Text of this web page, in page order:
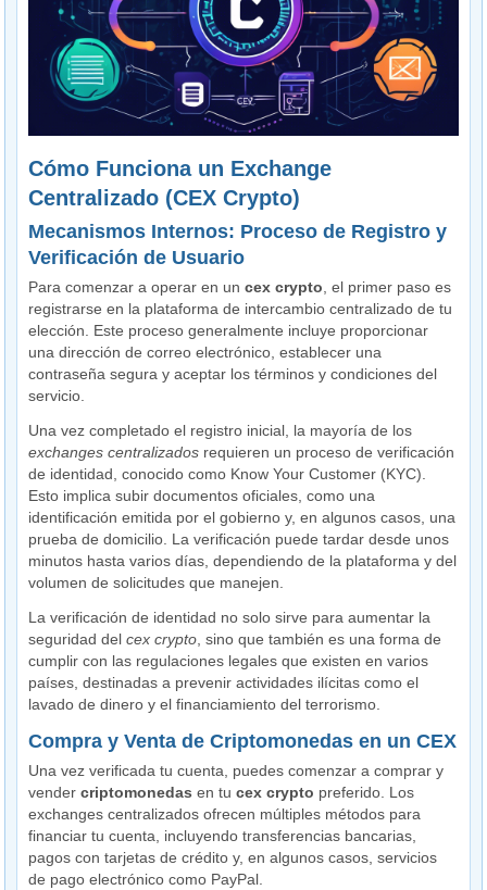
Cómo Funciona un Exchange
Centralizado (CEX Crypto)
Mecanismos Internos: Proceso de Registro y
Verificación de Usuario
Para comenzar a operar en uncex crypto, el primer paso es
registrarse en la plataforma de intercambio centralizado de tu
elección. Este proceso generalmente incluye proporcionar
una dirección de correo electrónico, establecer una
contraseña segura y aceptar los términos y condiciones del
servicio.
Una vez completado el registro inicial, la mayoría de los
exchanges centralizados requieren un proceso de verificación
de identidad, conocido como Know Your Customer (KYC).
Esto implica subir documentos oficiales, como una
identificación emitida por el gobierno y, en algunos casos, una
prueba de domicilio. La verificación puede tardar desde unos
minutos hasta varios días, dependiendo de la plataforma y del
volumen de solicitudes que manejen.
La verificación de identidad no solo sirve para aumentar la
seguridad delcex crypto, sino que también es una forma de
cumplir con las regulaciones legales que existen en varios
países, destinadas a prevenir actividades ilícitas como el
lavado de dinero y el financiamiento del terrorismo.
Compra y Venta de Criptomonedas en un CEX
Una vez verificada tu cuenta, puedes comenzar a comprar y
vendercriptomonedas en tucex crypto preferido. Los
exchanges centralizados ofrecen múltiples métodos para
financiar tu cuenta, incluyendo transferencias bancarias,
pagos con tarjetas de crédito y, en algunos casos, servicios
de pago electrónico como PayPal.